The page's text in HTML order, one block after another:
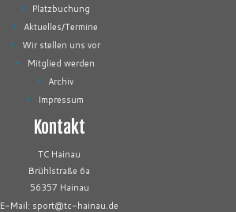
Platzbuchung
Aktuelles/Termine
Wir stellen uns vor
Mitglied werden
Archiv
Impressum
Kontakt
TC Hainau
Brühlstraße 6a
56357 Hainau
E-Mail: sport@tc-hainau.de